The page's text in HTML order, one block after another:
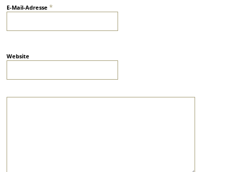
E-Mail-Adresse*
Website